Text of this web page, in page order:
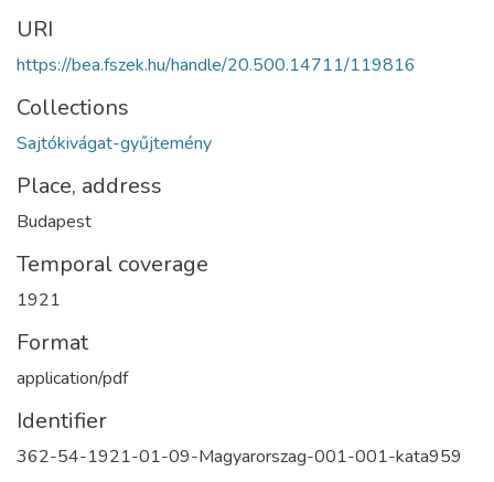
URI
https://bea.fszek.hu/handle/20.500.14711/119816
Collections
Sajtókivágat-gyűjtemény
Place, address
Budapest
Temporal coverage
1921
Format
application/pdf
Identifier
362-54-1921-01-09-Magyarorszag-001-001-kata959